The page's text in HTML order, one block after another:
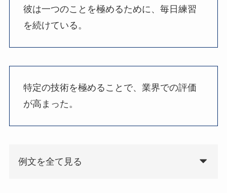
彼は一つのことを極めるために、毎日練習
を続けている。
特定の技術を極めることで、業界での評価
が高まった。
例文を全て見る